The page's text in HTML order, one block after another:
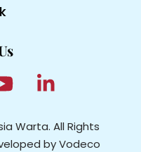
Warta. All Rights
by Vodeco